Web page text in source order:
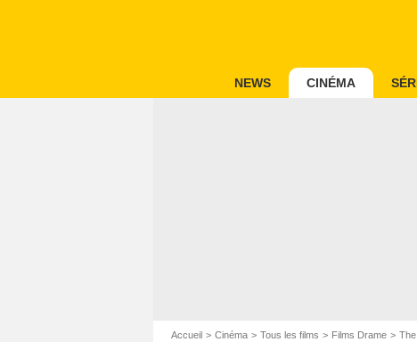
NEWS CINÉMA
Accueil Cinéma Tous les films Films Drame